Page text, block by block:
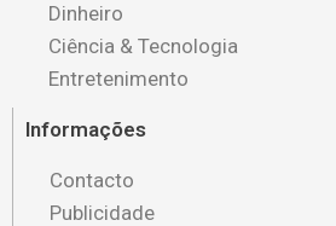
Dinheiro
Ciência & Tecnologia
Entretenimento
Informações
Contacto
Publicidade